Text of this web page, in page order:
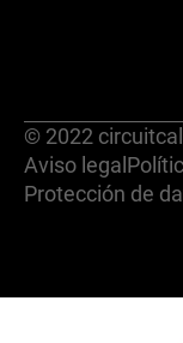
© 2022
Aviso legal
Protección de